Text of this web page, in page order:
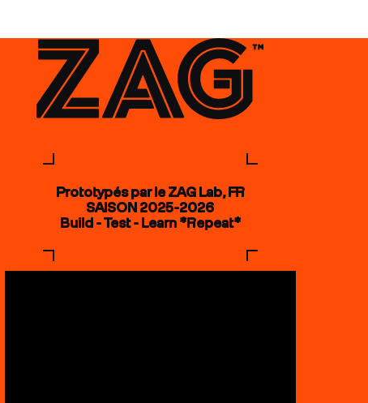
Prototypés par le ZAG Lab, FR
SAISON 2025-2026
Build - Test - Learn *Repeat*